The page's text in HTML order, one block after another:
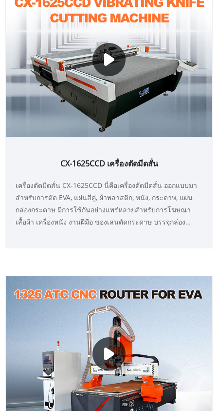
CX-1625CCD เครื่องตัดมีดสั่น
เครื่องตัดมีดสั่น CX-1625CCD นี่คือเครื่องตัดมีดสั่น ออกแบบมา
สำหรับการตัด EVA, แผ่นสีคู่, ผ้าพลาสติก, หนัง, กระดาษ, แผ่น
กล่องกระดาษ มีการใช้กันอย่างแพร่หลายสำหรับการโฆษณา
เสื้อผ้า เครื่องหนัง งานฝีมือ ของเล่นตัดกระดาษ บรรจุกล่อง